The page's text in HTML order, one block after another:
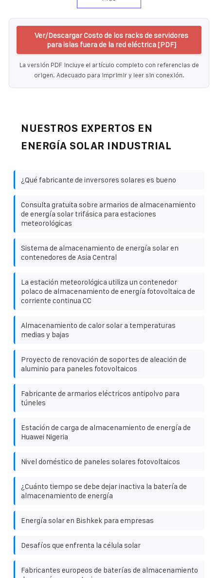
Ver/Descargar Costo de los racks de servidores
para islas fuera de la red eléctrica [PDF]
La versión PDF incluye el artículo completo con referencias de
origen. Adecuado para imprimir y leer sin conexión.
NUESTROS EXPERTOS EN
ENERGÍA SOLAR INDUSTRIAL
¿Qué fabricante de inversores solares es bueno
Consulta gratuita sobre armarios de almacenamiento
de energía solar trifásica para estaciones
meteorológicas
Sistema de almacenamiento de energía solar en
contenedores de Asia Central
La estación meteorológica utiliza un contenedor
polaco de almacenamiento de energía fotovoltaica de
corriente continua CC
Almacenamiento de calor solar a temperaturas
medias y bajas
Proyecto de renovación de soportes de aleación de
aluminio para paneles fotovoltaicos
Fabricante de armarios eléctricos antipolvo para
túneles
Estación de carga de almacenamiento de energía de
Huawei Nigeria
Nivel doméstico de paneles solares fotovoltaicos
¿Cuánto tiempo se debe dejar inactiva la batería de
almacenamiento de energía
Energía solar en Bishkek para empresas
Desafíos que enfrenta la célula solar
Fabricantes europeos de baterías de almacenamiento